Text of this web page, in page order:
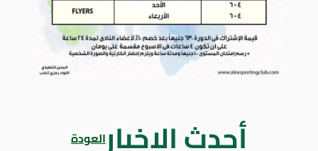
أحدث الاخبارالعودة